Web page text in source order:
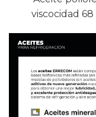
viscocidad